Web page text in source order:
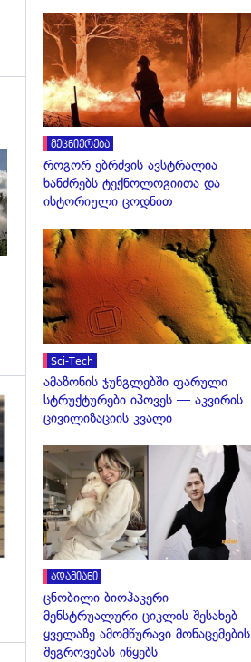
გადახედვა
გადახედვა
მეცნიერება
როგორ ებრძვის ავსტრალია
ხანძრებს ტექნოლოგიითა და
ისტორიული ცოდნით
Sci-Tech
ამაზონის ჯუნგლებში ფარული
სტრუქტურები იპოვეს — აკვირის
ცივილიზაციის კვალი
ადამიანი
ცნობილი ბიოჰაკერი
მენსტრუალური ციკლის შესახებ
ყველაზე ამომწურავი მონაცემების
შეგროვებას იწყებს